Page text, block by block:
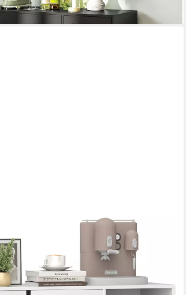
mit Fächern, verstellbare Ablagen,
€